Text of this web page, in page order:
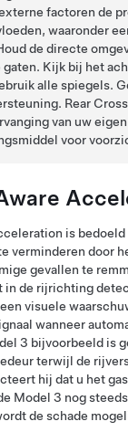
factoren de
waaronder
de directe
gaten. Kijk bij het
alle spiegels.
Rear
van uw
voor
is bedoeld
verminderen door
gevallen te
in de rijrichting
visuele
wanneer
3 bijvoorbeeld is
terwijl de
hij dat u het
Model 3 nog
de schade